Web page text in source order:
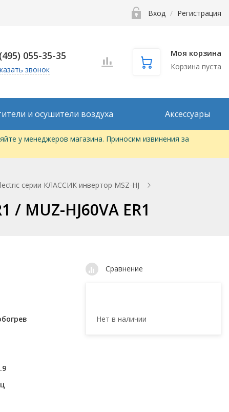
Вход / Регистрация
055-35-35
звонок
Моя корзина
Корзина пуста
и осушители воздуха Аксессуары
у менеджеров магазина. Приносим извинения за
серии КЛАССИК инвертор MSZ-HJ
MUZ-HJ60VA ER1
Сравнение
Нет в наличии